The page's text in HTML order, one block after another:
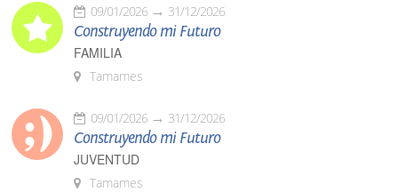
09/01/2026 31/12/2026
Construyendo mi Futuro
FAMILIA
Tamames
09/01/2026 31/12/2026
Construyendo mi Futuro
JUVENTUD
Tamames